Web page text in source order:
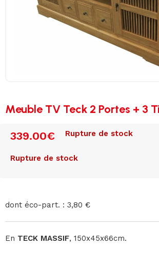
Meuble TV Teck 2 Portes + 3
339.00€ Rupture de stock
Rupture de stock
dont éco-part. : 3,80 €
En TECK MASSIF, 150x45x66cm.